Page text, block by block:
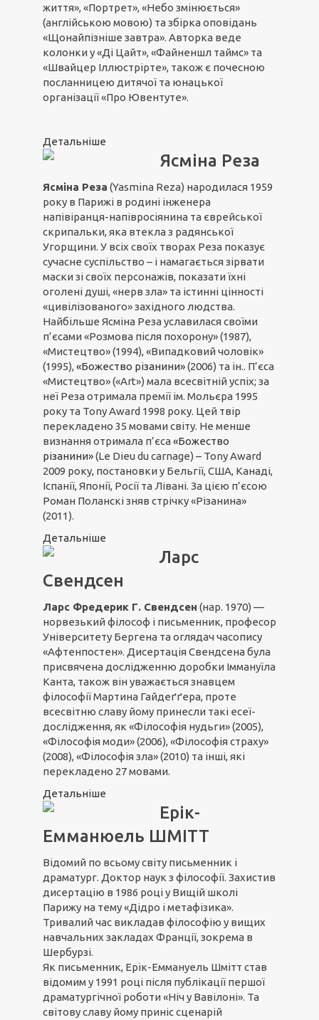
життя», «Портрет», «Небо змінюється»
(англійською мовою) та збірка оповідань
«Щонайпізніше завтра». Авторка веде
колонки у «Ді Цайт», «Файненшл таймс» та
«Швайцер Іллюстрірте», також є почесною
посланницею дитячої та юнацької
організації «Про Ювентуте».
Детальніше
Ясміна Реза
Ясміна Реза (Yasmina Reza) народилася 1959
року в Парижі в родині інженера
напівіранця-напівросіянина та єврейської
скрипальки, яка втекла з радянської
Угорщини. У всіх своїх творах Реза показує
сучасне суспільство – і намагається зірвати
маски зі своїх персонажів, показати їхні
оголені душі, «нерв зла» та істинні цінності
«цивілізованого» західного людства.
Найбільше Ясміна Реза уславилася своїми
п’єсами «Розмова після похорону» (1987),
«Мистецтво» (1994), «Випадковий чоловік»
(1995), «Божество різанини»(2006) та ін.. П’єса
«Мистецтво» («Art») мала всесвітній успіх; за
неї Реза отримала премії ім. Мольєра 1995
року та Tony Award 1998 року. Цей твір
перекладено 35 мовами світу. Не менше
визнання отримала п’єса «Божество
різанини»(Le Dieu du carnage) – Tony Award
2009 року, постановки у Бельгії, США, Канаді,
Іспанії, Японії, Росії та Лівані. За цією п’єсою
Роман Поланскі зняв стрічку «Різанина»
(2011).
Детальніше
Ларс
Свендсен
Ларс Фредерик Г. Свендсен (нар. 1970) —
норвезький філософ і письменник, професор
Університету Бергена та оглядач часопису
«Афтенпостен». Дисертація Свендсена була
присвячена дослідженню доробки Іммануїла
Канта, також він уважається знавцем
філософії Мартина Гайдеґґера, проте
всесвітню славу йому принесли такі есеї-
дослідження, як «Філософія нудьги» (2005),
«Філософія моди» (2006), «Філософія страху»
(2008), «Філософія зла» (2010) та інші, які
перекладено 27 мовами.
Детальніше
Ерік-
Емманюель ШМІТТ
Відомий по всьому світу письменник і
драматург. Доктор наук з філософії. Захистив
дисертацію в 1986 році у Вищій школі
Парижу на тему «Дідро і метафізика».
Тривалий час викладав філософію у вищих
навчальних закладах Франції, зокрема в
Шербурзі.
Як письменник, Ерік-Еммануель Шмітт став
відомим у 1991 році після публікації першої
драматургічної роботи «Ніч у Вавілоні». Та
світову славу йому приніс сценарій